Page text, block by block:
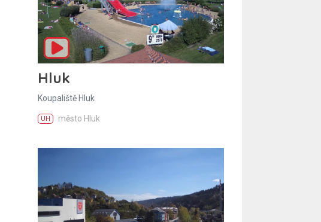
Hluk
Koupaliště Hluk
UH město Hluk